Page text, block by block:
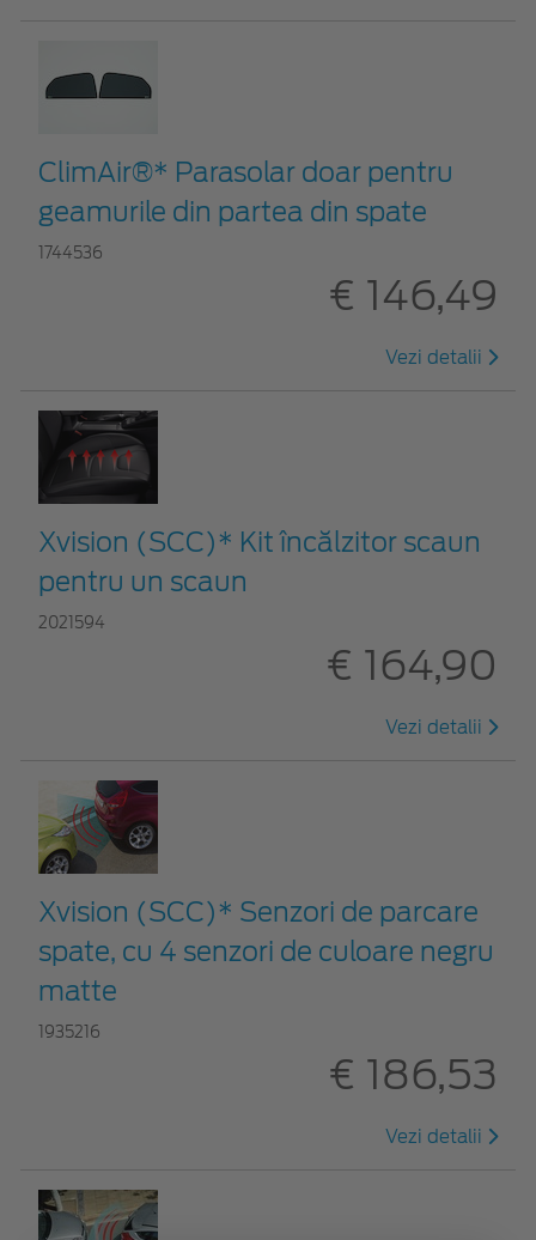
ClimAir®* Parasolar doar pentru
geamurile din partea din spate
1744536
€ 146,49
Vezi detalii
Xvision (SCC)* Kit încălzitor scaun
pentru un scaun
2021594
€ 164,90
Vezi detalii
Xvision (SCC)* Senzori de parcare
spate, cu 4 senzori de culoare negru
matte
1935216
€ 186,53
Vezi detalii